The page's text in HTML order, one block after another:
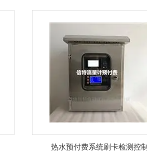
热水预付费系统刷卡检测控制